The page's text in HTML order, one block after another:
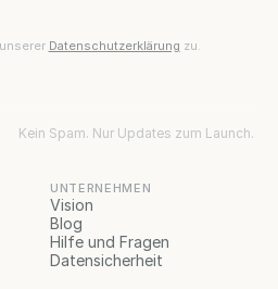
Datenschutzerklärung zu.
Kein Spam. Nur Updates zum Launch.
UNTERNEHMEN
Vision
Blog
Hilfe und Fragen
Datensicherheit